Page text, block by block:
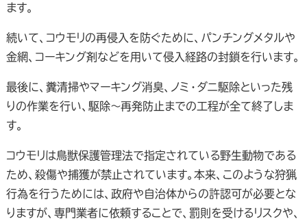
ます。
続いて、コウモリの再侵入を防ぐために、パンチングメタルや
金網、コーキング剤などを用いて侵入経路の封鎖を行います。
最後に、糞清掃やマーキング消臭、ノミ・ダニ駆除といった残
りの作業を行い、駆除～再発防止までの工程が全て終了しま
す。
コウモリは鳥獣保護管理法で指定されている野生動物である
ため、殺傷や捕獲が禁止されています。本来、このような狩猟
行為を行うためには、政府や自治体からの許認可が必要とな
りますが、専門業者に依頼することで、罰則を受けるリスクや、